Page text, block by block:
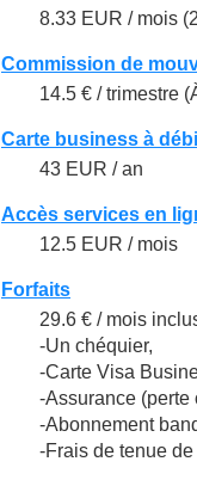
8.33 EUR / mois
Commission de
14.5 € / trimestre
Carte business à
43 EUR / an
Accès services en
12.5 EUR / mois
Forfaits
29.6 € / mois
-Un chéquier,
-Carte Visa
-Assurance (perte
-Abonnement
-Frais de tenue